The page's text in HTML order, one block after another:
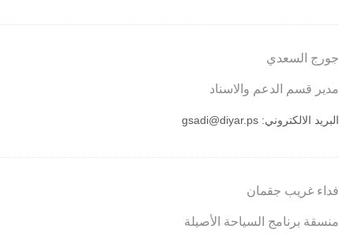
جورج السعدي
مدير قسم الدعم والاسناد
البريد الالكتروني:gsadi@diyar.ps
فداء غريب جقمان
منسقة برنامج السياحة الأصيلة